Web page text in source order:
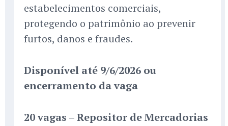
estabelecimentos comerciais,
protegendo o patrimônio ao prevenir
furtos, danos e fraudes.
Disponível até 9/6/2026 ou
encerramento da vaga
20 vagas – Repositor de Mercadorias